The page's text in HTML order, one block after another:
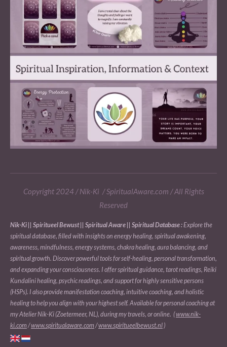
Copyright 2024 / Nik-Ki / SpiritualAware.com / All Rights
Reserved
Nik-Ki || Spiritueel Bewust || Spiritual Aware || Spiritual Database :Explore the
spiritual database, filled with insights on energy healing, spiritual awakening,
awareness, mindfulness, energy systems, chakra healing, aura balancing, and
spiritual growth. Discover powerful tools for self-healing, personal transformation,
and expanding your consciousness. I offer spiritual guidance, tarot readings, Reiki
Kundalini healing, psychic readings, and support for highly sensitive persons
(HSPs). I also provide manifestation coaching, intuitive coaching, and holistic
healing to help you align with your highest self. Available for personal coaching at
my Atelier Nik-Ki (Zoetermeer, NL), during my travels, or online. (www.nik-
ki.com /www.spiritualaware.com /www.spiritueelbewust.nl )